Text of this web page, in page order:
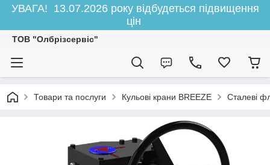
УВАГА! 13.07.2026 року відбудеться підвищення
цін
ТОВ "Олбрізсервіс"
Товари та послуги Кульові крани BREEZE Сталеві